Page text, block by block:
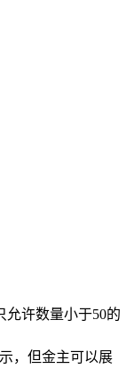
允许数量小于50的
，但金主可以展